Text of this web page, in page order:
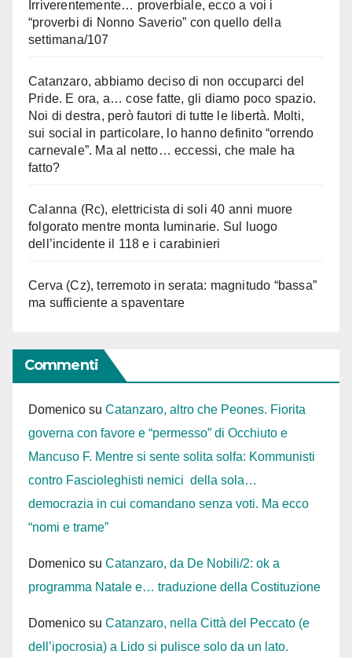
Irriverentemente… proverbiale, ecco a voi i
“proverbi di Nonno Saverio” con quello della
settimana/107
Catanzaro, abbiamo deciso di non occuparci del
Pride. E ora, a… cose fatte, gli diamo poco spazio.
Noi di destra, però fautori di tutte le libertà. Molti,
sui social in particolare, lo hanno definito “orrendo
carnevale”. Ma al netto… eccessi, che male ha
fatto?
Calanna (Rc), elettricista di soli 40 anni muore
folgorato mentre monta luminarie. Sul luogo
dell’incidente il 118 e i carabinieri
Cerva (Cz), terremoto in serata: magnitudo “bassa”
ma sufficiente a spaventare
Commenti
Domenico su Catanzaro, altro che Peones. Fiorita
governa con favore e “permesso” di Occhiuto e
Mancuso F. Mentre si sente solita solfa: Kommunisti
contro Fascioleghisti nemici della sola…
democrazia in cui comandano senza voti. Ma ecco
“nomi e trame”
Domenico su Catanzaro, da De Nobili/2: ok a
programma Natale e… traduzione della Costituzione
Domenico su Catanzaro, nella Città del Peccato (e
dell’ipocrosia) a Lido si pulisce solo da un lato.